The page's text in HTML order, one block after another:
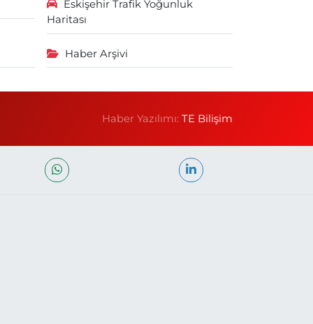
Eskişehir Trafik Yoğunluk
Haritası
Haber Arşivi
Haber Yazılımı:TE Bilişim